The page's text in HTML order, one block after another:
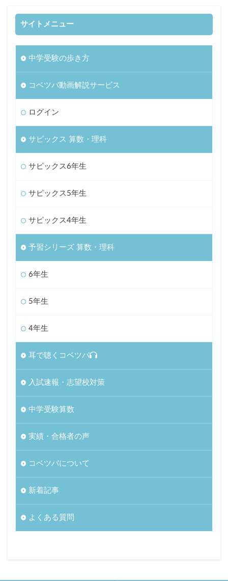
サイトメニュー
中学受験の歩き方
コベツバ動画解説サービス
ログイン
サピックス 算数・理科
サピックス6年生
サピックス5年生
サピックス4年生
予習シリーズ 算数・理科
6年生
5年生
4年生
耳で聴くコベツバ
入試速報・志望校対策
中学受験算数
実績・合格者の声
コベツバについて
新着記事
よくある質問